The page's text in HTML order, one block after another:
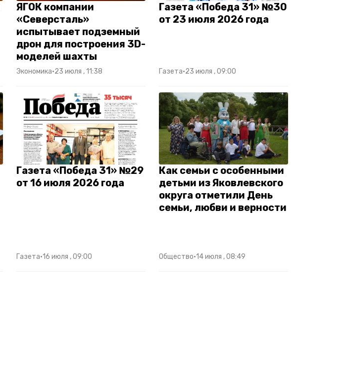
ЯГОК компании
«Северсталь»
испытывает подземный
дрон для построения 3D-
моделей шахты
Экономика•23 июля , 11:38
Газета «Победа 31» №30
от 23 июля 2026 года
Газета•23 июля , 09:00
Газета «Победа 31» №29
от 16 июля 2026 года
Газета•16 июля , 09:00
Как семьи с особенными
детьми из Яковлевского
округа отметили День
семьи, любви и верности
Общество•14 июля , 08:49